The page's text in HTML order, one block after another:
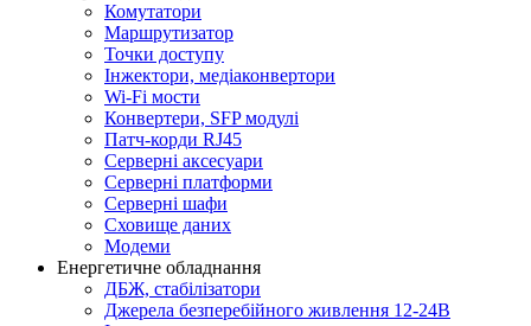
Комутатори
Маршрутизатор
Точки доступу
Інжектори, медіаконвертори
Wi-Fi мости
Конвертери, SFP модулі
Патч-корди RJ45
Серверні аксесуари
Серверні платформи
Серверні шафи
Сховище даних
Модеми
Енергетичне обладнання
ДБЖ, стабілізатори
Джерела безперебійного живлення 12-24В